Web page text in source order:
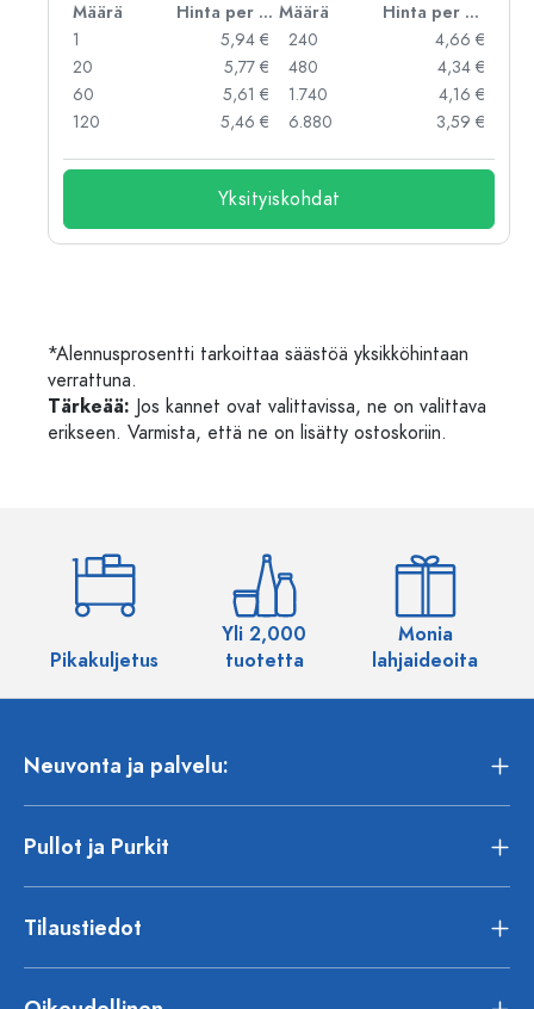
Määrä Hinta per kpl Määrä
Hinta per kpl
1
5,94 €
20
5,77 €
60
5,61 €
120
5,46 €
240
4,66 €
480
4,34 €
1.740
4,16 €
6.880
3,59 €
Yksityiskohdat
*Alennusprosentti tarkoittaa säästöä yksikköhintaan
verrattuna.
Tärkeää: Jos kannet ovat valittavissa, ne on valittava
erikseen. Varmista, että ne on lisätty ostoskoriin.
Pikakuljetus
Yli 2,000
tuotetta
Monia
lahjaideoita
Neuvonta ja palvelu:
Pullot ja Purkit
Tilaustiedot